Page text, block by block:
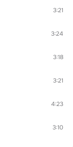
3:21
3:24
3:18
3:21
4:23
3:10